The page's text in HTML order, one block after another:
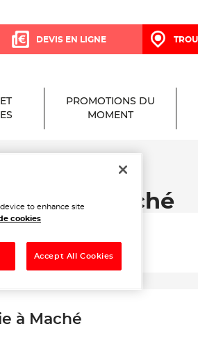
DEVIS EN LIGNE
PROMOTIONS DU
MOMENT
à Maché
à Maché
to enhance site
cookies
Accept All Cookies